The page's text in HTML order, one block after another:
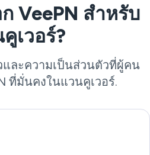
VeePN สำหรับ
เวอร์?
และความเป็นส่วนตัวที่ผู้คน
ที่มั่นคงในแวนคูเวอร์.